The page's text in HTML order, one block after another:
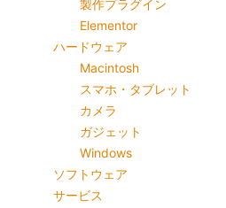
製作プラグイン
Elementor
ハードウェア
Macintosh
スマホ・タブレット
カメラ
ガジェット
Windows
ソフトウェア
サービス